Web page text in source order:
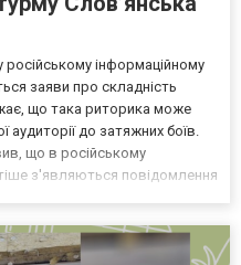
інформаційному
заяви про складність
що така риторика може
аудиторії до затяжних боїв.
що в російському
з'являються повідомлення